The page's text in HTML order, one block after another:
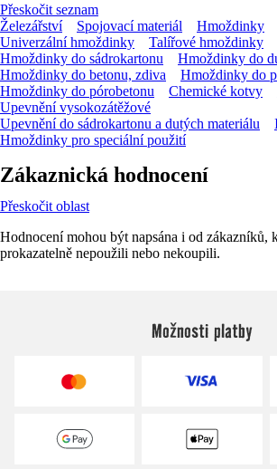
Přeskočit seznam
Železářství
Spojovací materiál
Hmoždinky
Univerzální hmoždinky
Talířové hmoždinky
Hmoždinky do sádrokartonu
Hmoždinky do
Hmoždinky do betonu, zdiva
Hmoždinky do
Hmoždinky do pórobetonu
Chemické kotvy
Upevnění vysokozátěžové
Upevnění do sádrokartonu a dutých materiálu
Hmoždinky pro speciální použití
Zákaznická hodnocení
Přeskočit oblast
Hodnocení mohou být napsána i od zákazníků,
prokazatelně nepoužili nebo nekoupili.
Možnosti platby